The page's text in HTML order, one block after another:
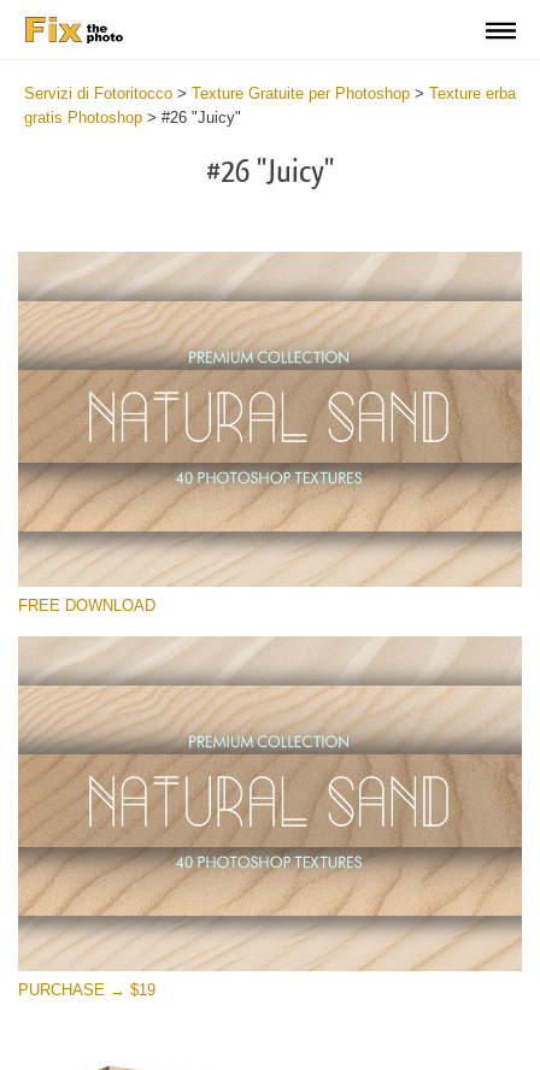
Servizi di Fotoritocco > Texture Gratuite per Photoshop > Texture erba
gratis Photoshop > #26 "Juicy"
#26 "Juicy"
Si prega di Selezionare
Small 800*533px
Natural Sand
(40 Textures)
Large 6000*4000px
Entire Collection
(1783 Overlays)
Large 6000*4000px
Download Gratuito
FREE DOWNLOAD
PURCHASE → $19